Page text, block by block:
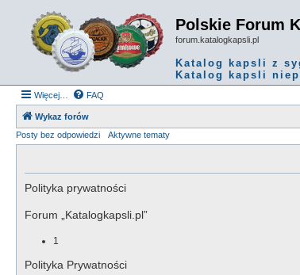
Polskie Forum
forum.katalogkapsli.pl
Katalog kapsli z
Katalog kapsli
Więcej… FAQ
Wykaz forów
Posty bez odpowiedzi
Aktywne tematy
Polityka prywatności
Forum „Katalogkapsli.pl”
1
Polityka Prywatności